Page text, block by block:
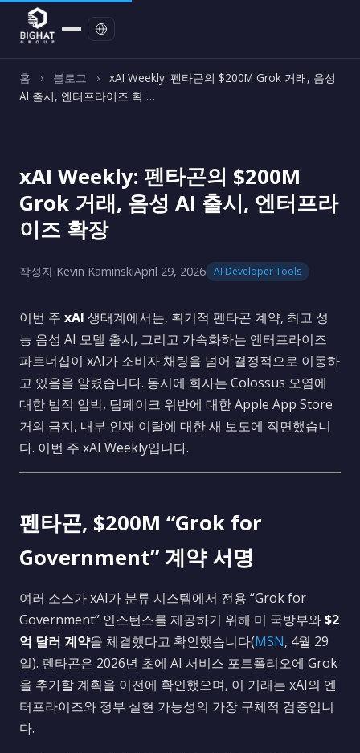
홈 › 블로그 ›
xAI Weekly: 펜타곤의 $200M Grok 거래, 음성
AI 출시, 엔터프라이즈 확 …
xAI Weekly: 펜타곤의 $200M
Grok 거래, 음성 AI 출시, 엔터프라
이즈 확장
작성자 Kevin KaminskiApril 29, 2026 AI Developer Tools
이번 주 xAI 생태계에서는, 획기적 펜타곤 계약, 최고 성
능 음성 AI 모델 출시, 그리고 가속화하는 엔터프라이즈
파트너십이 xAI가 소비자 채팅을 넘어 결정적으로 이동하
고 있음을 알렸습니다. 동시에 회사는 Colossus 오염에
대한 법적 압박, 딥페이크 위반에 대한 Apple App Store
거의 금지, 내부 인재 이탈에 대한 새 보도에 직면했습니
다. 이번 주 xAI Weekly입니다.
펜타곤, $200M “Grok for
Government” 계약 서명
여러 소스가 xAI가 분류 시스템에서 전용 “Grok for
Government” 인스턴스를 제공하기 위해 미 국방부와$2
억 달러 계약을 체결했다고 확인했습니다(MSN, 4월 29
일). 펜타곤은 2026년 초에 AI 서비스 포트폴리오에 Grok
을 추가할 계획을 이전에 확인했으며, 이 거래는 xAI의 엔
터프라이즈와 정부 실현 가능성의 가장 구체적 검증입니
다.